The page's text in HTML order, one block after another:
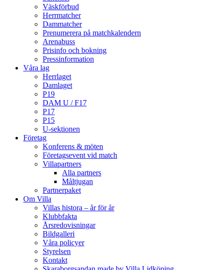
Väskförbud
Herrmatcher
Dammatcher
Prenumerera på matchkalendern
Arenabuss
Prisinfo och bokning
Pressinformation
Våra lag
Herrlaget
Damlaget
P19
DAM U / F17
P17
P15
U-sektionen
Företag
Konferens & möten
Företagsevent vid match
Villapartners
Alla partners
Måltjugan
Partnerpaket
Om Villa
Villas histora – år för år
Klubbfakta
Årsredovisningar
Bildgalleri
Våra policyer
Styrelsen
Kontakt